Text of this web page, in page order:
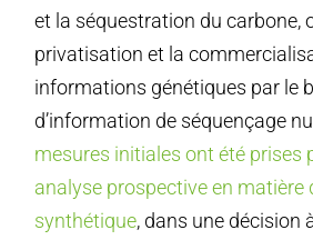
et la séquestration du carbone,
privatisation et la
informations génétiques par le
d’information de séquençage
mesures initiales ont été prises
analyse prospective en matière
synthétique, dans une décision